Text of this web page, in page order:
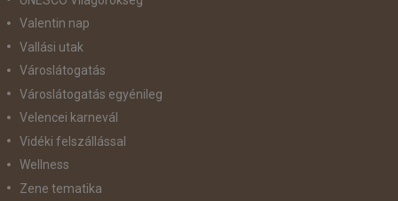
Valentin nap
Vallási utak
Városlátogatás
Városlátogatás egyénileg
Velencei karnevál
Vidéki felszállással
Wellness
Zene tematika